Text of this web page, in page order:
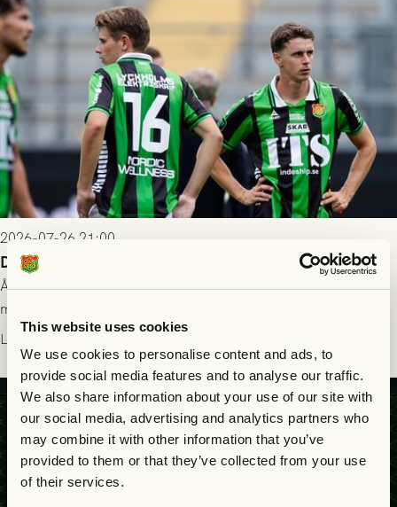
This website uses cookies
We use cookies to personalise content and ads, to
provide social media features and to analyse our traffic.
We also share information about your use of our site with
our social media, advertising and analytics partners who
may combine it with other information that you’ve
provided to them or that they’ve collected from your use
of their services.
2026-07-26 21:00
Delad poäng mot Halmstads BK
Åter i Allsvenskan stod Halmstads BK för motståndet i en
match som vägde tungt till fördel för GAIS, men där poängen
delades efter dramatik på tilläggstid.
Läs mer